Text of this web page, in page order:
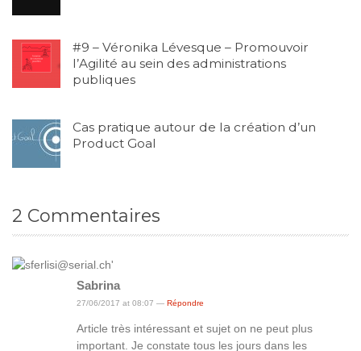
#9 – Véronika Lévesque – Promouvoir
l’Agilité au sein des administrations
publiques
Cas pratique autour de la création d’un
Product Goal
2 Commentaires
Sabrina
27/06/2017 at 08:07 — Répondre
Article très intéressant et sujet on ne peut plus
important. Je constate tous les jours dans les